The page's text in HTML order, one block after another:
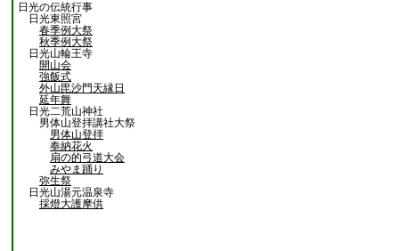
日光の伝統行事
日光東照宮
春季例大祭
秋季例大祭
日光山輪王寺
開山会
強飯式
外山毘沙門天縁日
延年舞
日光二荒山神社
男体山登拝講社大祭
男体山登拝
奉納花火
扇の的弓道大会
みやま踊り
弥生祭
日光山湯元温泉寺
採燈大護摩供